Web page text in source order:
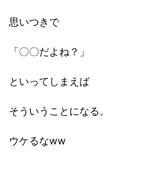
思いつきで
「〇〇だよね？」
といってしまえば
そういうことになる。
ウケるなww